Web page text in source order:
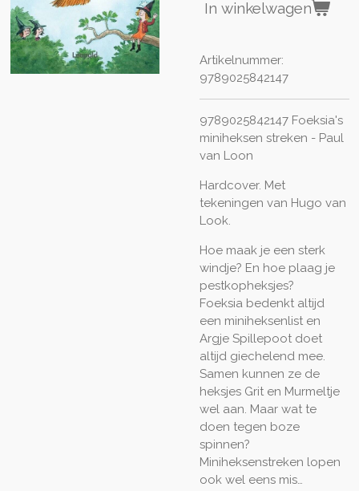
In winkelwagen
Artikelnummer:
9789025842147
9789025842147 Foeksia's
miniheksen streken - Paul
van Loon
Hardcover. Met
tekeningen van Hugo van
Look.
Hoe maak je een sterk
windje? En hoe plaag je
pestkopheksjes?
Foeksia bedenkt altijd
een miniheksenlist en
Argje Spillepoot doet
altijd giechelend mee.
Samen kunnen ze de
heksjes Grit en Murmeltje
wel aan. Maar wat te
doen tegen boze
spinnen?
Miniheksenstreken lopen
ook wel eens mis…